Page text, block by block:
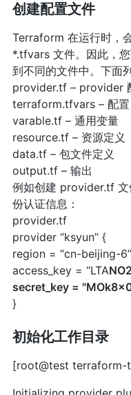
创建配置文件
Terraform 在运行时，
*.tfvars 文件。因此，
到不同的文件中。下面
provider.tf – provider
terraform.tfvars – 配
varable.tf – 通用变量
resource.tf – 资源定义
data.tf – 包文件定义
output.tf – 输出
例如创建 provider.tf 文
份认证信息：
provider.tf
provider “ksyun” {
region = “cn-beijing-6”
access_key = “LTA
secret_key =
}
初始化工作目录
[root@test